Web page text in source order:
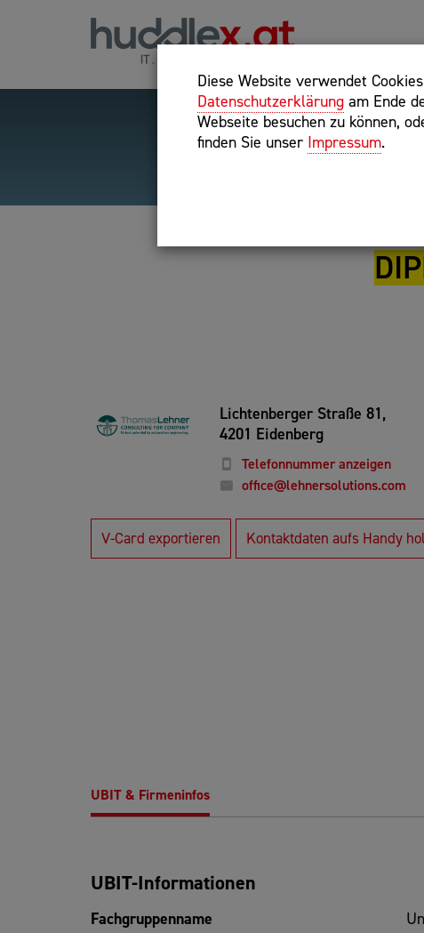
Diese Website verwendet
Datenschutzerklärung am Ende
Webseite besuchen zu können,
finden Sie unser Impressum.
Hilfreiche Suchparameter:
Exakter Suchbegriff:
Lichtenberger Straße 81,
4201 Eidenberg
Telefonnummer anzeigen
office@lehnersolutions.com
V-Card exportieren Kontaktdaten aufs Handy
UBIT & Firmeninfos
UBIT-Informationen
Fachgruppenname